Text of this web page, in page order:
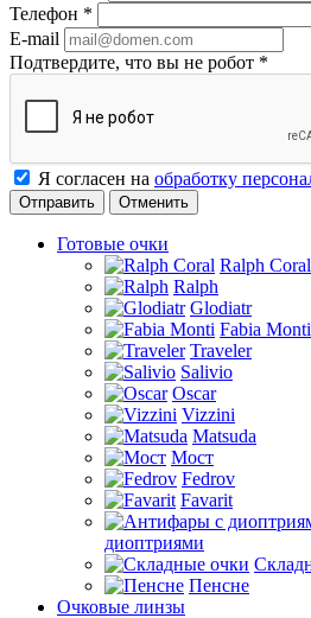
Телефон *
E-mail
Подтвердите, что вы не робот *
Я согласен на обработку
Отменить
Готовые очки
Ralph Coral
Ralph
Glodiatr
Fabia Monti
Traveler
Salivio
Oscar
Vizzini
Matsuda
Мост
Fedrov
Favarit
диоптриями
Пенсне
Очковые линзы